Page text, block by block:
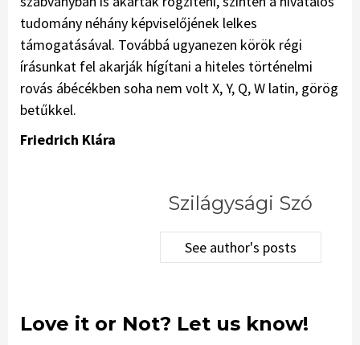
tudomány néhány képviselőjének lelkes
támogatásával. Továbbá ugyanezen körök régi
írásunkat fel akarják hígítani a hiteles történelmi
rovás ábécékben soha nem volt X, Y, Q, W latin, görög
betűkkel.
Friedrich Klára
Szilágysági Szó
See author's posts
Love it or Not? Let us know!